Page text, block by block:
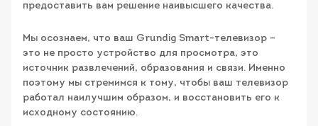
предоставить вам решение наивысшего качества.
Мы осознаем, что ваш Grundig Smart-телевизор –
это не просто устройство для просмотра, это
источник развлечений, образования и связи. Именно
поэтому мы стремимся к тому, чтобы ваш телевизор
работал наилучшим образом, и восстановить его к
исходному состоянию.